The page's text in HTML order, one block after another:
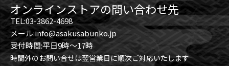
オンラインストアの問い合わせ先
TEL:03-3862-4698
メール:info@asakusabunko.jp
受付時間:平日9時～17時
時間外のお問い合せは翌営業日に順次ご対応いたします